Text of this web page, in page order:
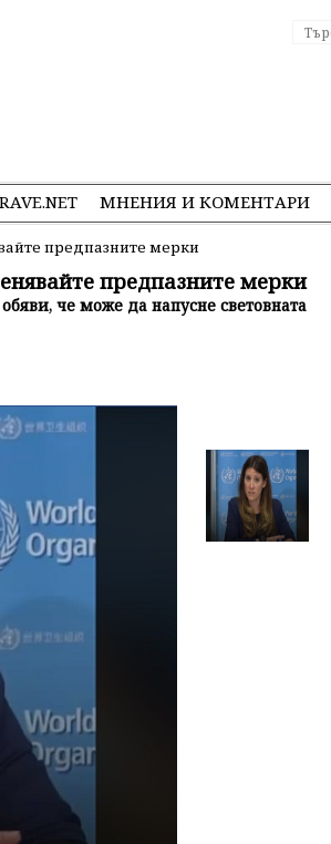
МНЕНИЯ И КОМЕНТАРИ
предпазните мерки
предпазните мерки
че може да напусне световната